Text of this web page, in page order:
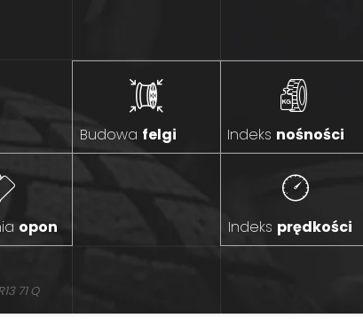
Budowa felgi Indeks nośności
Indeks prędkości
opon
71 Q